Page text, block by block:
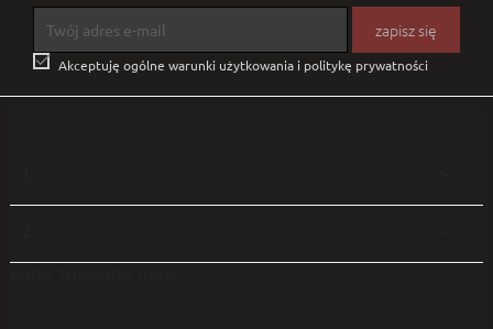
 Akceptuję ogólne warunki użytkowania i politykę prywatności